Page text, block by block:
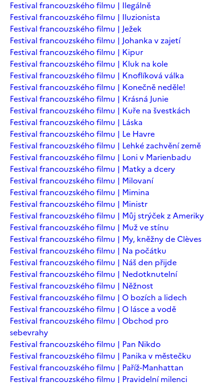
Festival francouzského filmu | Ilegálně
Festival francouzského filmu | Iluzionista
Festival francouzského filmu | Ježek
Festival francouzského filmu | Johanka v zajetí
Festival francouzského filmu | Kipur
Festival francouzského filmu | Kluk na kole
Festival francouzského filmu | Knoflíková válka
Festival francouzského filmu | Konečně neděle!
Festival francouzského filmu | Krásná Junie
Festival francouzského filmu | Kuře na švestkách
Festival francouzského filmu | Láska
Festival francouzského filmu | Le Havre
Festival francouzského filmu | Lehké zachvění země
Festival francouzského filmu | Loni v Marienbadu
Festival francouzského filmu | Matky a dcery
Festival francouzského filmu | Milovaní
Festival francouzského filmu | Mimina
Festival francouzského filmu | Ministr
Festival francouzského filmu | Můj strýček z Ameriky
Festival francouzského filmu | Muž ve stínu
Festival francouzského filmu | My, kněžny de Clèves
Festival francouzského filmu | Na počátku
Festival francouzského filmu | Náš den přijde
Festival francouzského filmu | Nedotknutelní
Festival francouzského filmu | Něžnost
Festival francouzského filmu | O bozích a lidech
Festival francouzského filmu | O lásce a vodě
Festival francouzského filmu | Obchod pro
sebevrahy
Festival francouzského filmu | Pan Nikdo
Festival francouzského filmu | Panika v městečku
Festival francouzského filmu | Paříž-Manhattan
Festival francouzského filmu | Pravidelní milenci